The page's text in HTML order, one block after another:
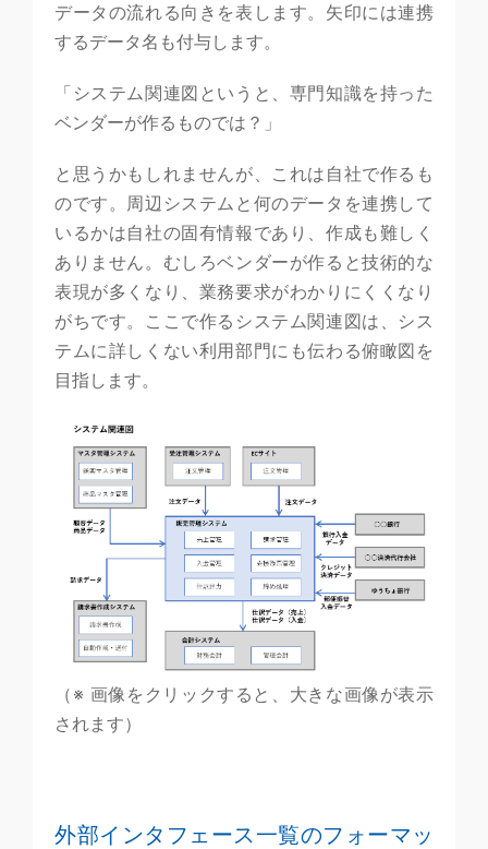
データの流れる向きを表します。矢印には連携
するデータ名も付与します。
「システム関連図というと、専門知識を持った
ベンダーが作るものでは？」
と思うかもしれませんが、これは自社で作るも
のです。周辺システムと何のデータを連携して
いるかは自社の固有情報であり、作成も難しく
ありません。むしろベンダーが作ると技術的な
表現が多くなり、業務要求がわかりにくくなり
がちです。ここで作るシステム関連図は、シス
テムに詳しくない利用部門にも伝わる俯瞰図を
目指します。
（※ 画像をクリックすると、大きな画像が表示
されます）
外部インタフェース一覧のフォーマッ